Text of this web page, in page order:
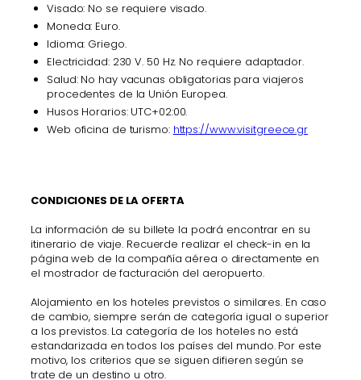
Visado: No se requiere visado.
Moneda: Euro.
Idioma: Griego.
Electricidad: 230 V. 50 Hz. No requiere adaptador.
Salud: No hay vacunas obligatorias para viajeros
procedentes de la Unión Europea.
Husos Horarios: UTC+02:00.
Web oficina de turismo: https://www.visitgreece.gr
CONDICIONES DE LA OFERTA
La información de su billete la podrá encontrar en su
itinerario de viaje. Recuerde realizar el check-in en la
página web de la compañía aérea o directamente en
el mostrador de facturación del aeropuerto.
Alojamiento en los hoteles previstos o similares. En caso
de cambio, siempre serán de categoría igual o superior
a los previstos. La categoría de los hoteles no está
estandarizada en todos los países del mundo. Por este
motivo, los criterios que se siguen difieren según se
trate de un destino u otro.